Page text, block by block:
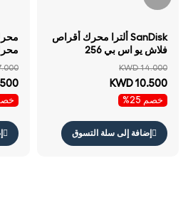
SanDisk ألترا محرك أقراص
فلاش يو اس بي 256
KWD 14.000
KWD 10.500
خصم 25%
إضافة إلى سلة التسوق
اس
خصم